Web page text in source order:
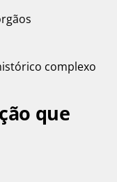
complexo
que